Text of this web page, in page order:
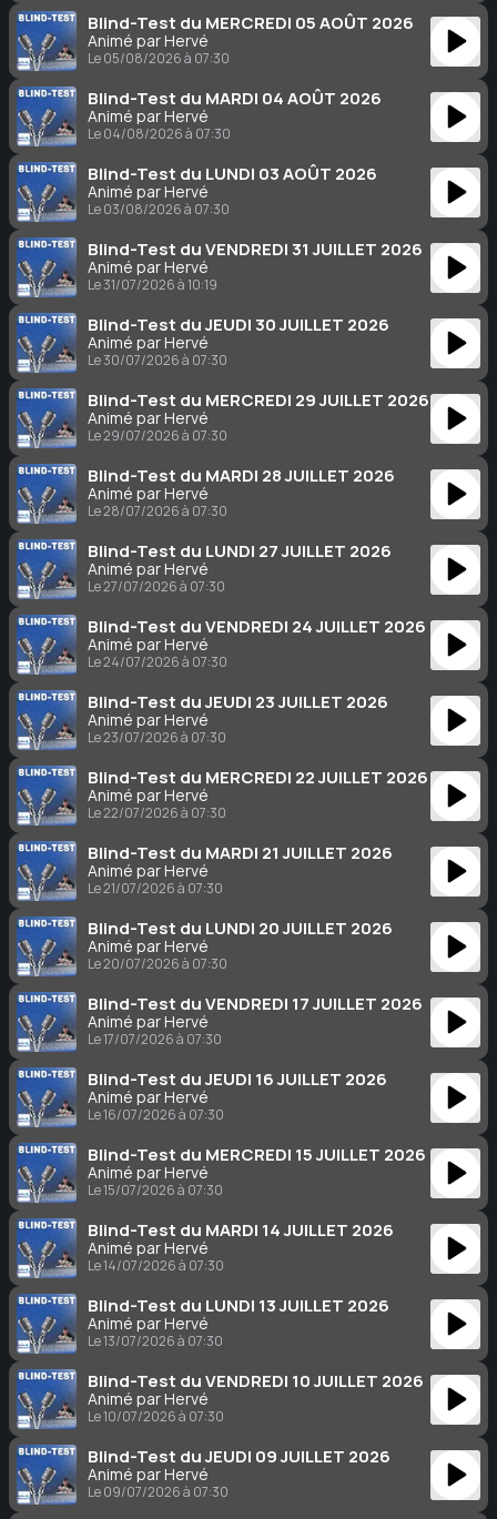
Blind-Test du MERCREDI 05 AOÛT 2026
Animé par Hervé
Le 05/08/2026 à 07:30
Blind-Test du MARDI 04 AOÛT 2026
Animé par Hervé
Le 04/08/2026 à 07:30
Blind-Test du LUNDI 03 AOÛT 2026
Animé par Hervé
Le 03/08/2026 à 07:30
Blind-Test du VENDREDI 31 JUILLET 2026
Animé par Hervé
Le 31/07/2026 à 10:19
Blind-Test du JEUDI 30 JUILLET 2026
Animé par Hervé
Le 30/07/2026 à 07:30
Blind-Test du MERCREDI 29 JUILLET 2026
Animé par Hervé
Le 29/07/2026 à 07:30
Blind-Test du MARDI 28 JUILLET 2026
Animé par Hervé
Le 28/07/2026 à 07:30
Blind-Test du LUNDI 27 JUILLET 2026
Animé par Hervé
Le 27/07/2026 à 07:30
Blind-Test du VENDREDI 24 JUILLET 2026
Animé par Hervé
Le 24/07/2026 à 07:30
Blind-Test du JEUDI 23 JUILLET 2026
Animé par Hervé
Le 23/07/2026 à 07:30
Blind-Test du MERCREDI 22 JUILLET 2026
Animé par Hervé
Le 22/07/2026 à 07:30
Blind-Test du MARDI 21 JUILLET 2026
Animé par Hervé
Le 21/07/2026 à 07:30
Blind-Test du LUNDI 20 JUILLET 2026
Animé par Hervé
Le 20/07/2026 à 07:30
Blind-Test du VENDREDI 17 JUILLET 2026
Animé par Hervé
Le 17/07/2026 à 07:30
Blind-Test du JEUDI 16 JUILLET 2026
Animé par Hervé
Le 16/07/2026 à 07:30
Blind-Test du MERCREDI 15 JUILLET 2026
Animé par Hervé
Le 15/07/2026 à 07:30
Blind-Test du MARDI 14 JUILLET 2026
Animé par Hervé
Le 14/07/2026 à 07:30
Blind-Test du LUNDI 13 JUILLET 2026
Animé par Hervé
Le 13/07/2026 à 07:30
Blind-Test du VENDREDI 10 JUILLET 2026
Animé par Hervé
Le 10/07/2026 à 07:30
Blind-Test du JEUDI 09 JUILLET 2026
Animé par Hervé
Le 09/07/2026 à 07:30